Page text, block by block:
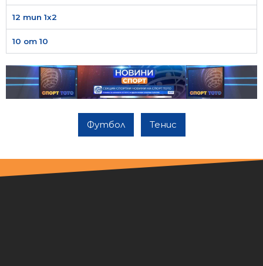
12 тип 1х2
10 от 10
Футбол Тенис